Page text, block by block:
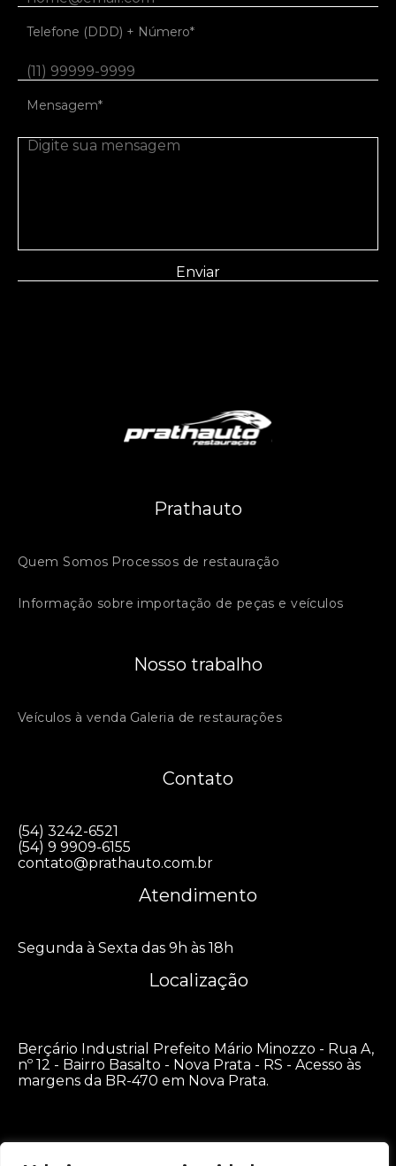
Telefone (DDD) + Número*
Mensagem*
Prathauto
Quem Somos Processos de restauração
Informação sobre importação de peças e veículos
Nosso trabalho
Veículos à venda Galeria de restaurações
Contato
(54) 3242-6521
(54) 9 9909-6155
contato@prathauto.com.br
Atendimento
Segunda à Sexta das 9h às 18h
Localização
Berçário Industrial Prefeito Mário Minozzo - Rua A,
nº 12 - Bairro Basalto - Nova Prata - RS - Acesso às
margens da BR-470 em Nova Prata.